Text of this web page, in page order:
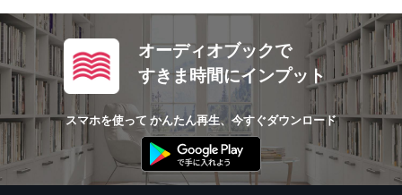
オーディオブックで
すきま時間にインプット
スマホを使って かんたん再生、今すぐダウンロード